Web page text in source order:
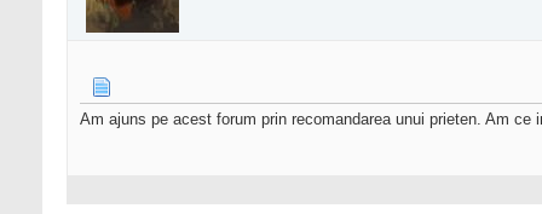
Am ajuns pe acest forum prin recomandarea unui prieten. Am ce